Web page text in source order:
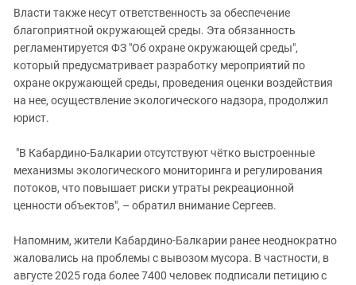
Власти также несут ответственность за обеспечение
благоприятной окружающей среды. Эта обязанность
регламентируется ФЗ "Об охране окружающей среды",
который предусматривает разработку мероприятий по
охране окружающей среды, проведения оценки воздействия
на нее, осуществление экологического надзора, продолжил
юрист.
"В Кабардино-Балкарии отсутствуют чётко выстроенные
механизмы экологического мониторинга и регулирования
потоков, что повышает риски утраты рекреационной
ценности объектов", – обратил внимание Сергеев.
Напомним, жители Кабардино-Балкарии ранее неоднократно
жаловались на проблемы с вывозом мусора. В частности, в
августе 2025 года более 7400 человек подписали петицию с